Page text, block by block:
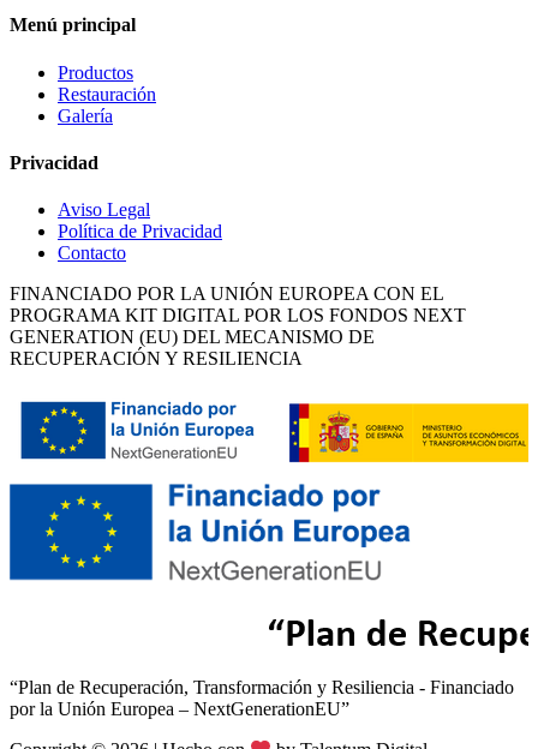
Menú principal
Productos
Restauración
Galería
Privacidad
Aviso Legal
Política de Privacidad
Contacto
FINANCIADO POR LA UNIÓN EUROPEA CON EL
PROGRAMA KIT DIGITAL POR LOS FONDOS NEXT
GENERATION (EU) DEL MECANISMO DE
RECUPERACIÓN Y RESILIENCIA
“Plan de Recuperación, Transformación y Resiliencia - Financiado
por la Unión Europea – NextGenerationEU”